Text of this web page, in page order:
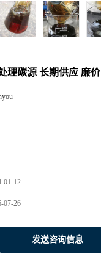
理碳源 长期供应 廉价
01-12
07-26
发送咨询信息